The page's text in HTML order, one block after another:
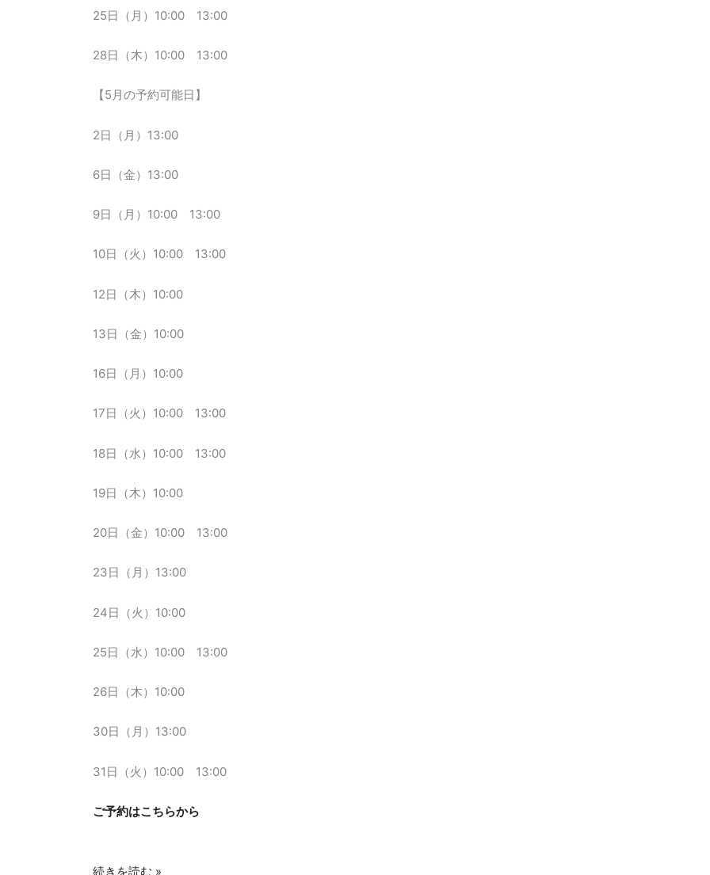
25日（月）10:00 13:00
28日（木）10:00 13:00
【5月の予約可能日】
2日（月）13:00
6日（金）13:00
9日（月）10:00 13:00
10日（火）10:00 13:00
12日（木）10:00
13日（金）10:00
16日（月）10:00
17日（火）10:00 13:00
18日（水）10:00 13:00
19日（木）10:00
20日（金）10:00 13:00
23日（月）13:00
24日（火）10:00
25日（水）10:00 13:00
26日（木）10:00
30日（月）13:00
31日（火）10:00 13:00
ご予約はこちらから
続きを読む »